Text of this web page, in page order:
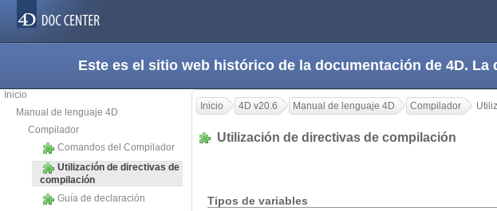
Este es el sitio web histórico de la documentación de 4D.
Inicio
Manual de lenguaje 4D
Compilador
Comandos del Compilador
Utilización de directivas de
compilación
Guía de declaración
Inicio 4D v20.6 Manual de lenguaje 4D Compilador
Utilización de directivas de compilación
Tipos de variables